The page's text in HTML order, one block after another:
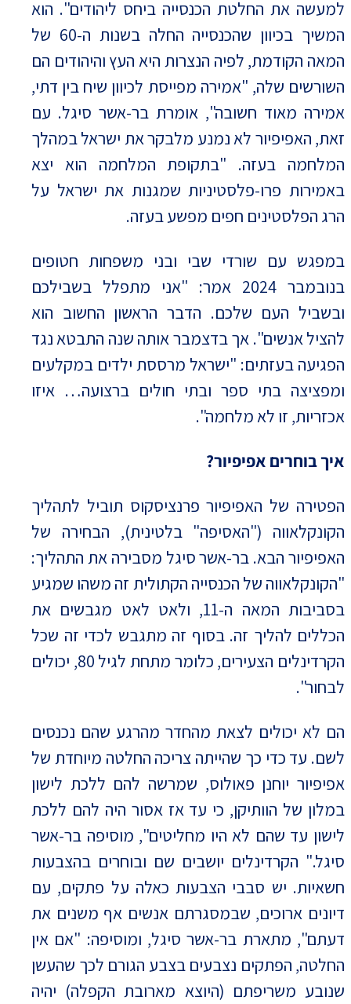
למעשה את החלטת הכנסייה ביחס ליהודים". הוא
המשיך בכיוון שהכנסייה החלה בשנות ה-60 של
המאה הקודמת, לפיה הנצרות היא העץ והיהודים הם
השורשים שלה, "אמירה מפייסת לכיוון שיח בין דתי,
אמירה מאוד חשובה", אומרת בר-אשר סיגל. עם
זאת, האפיפיור לא נמנע מלבקר את ישראל במהלך
המלחמה בעזה. "בתקופת המלחמה הוא יצא
באמירות פרו-פלסטיניות שמגנות את ישראל על
הרג הפלסטינים חפים מפשע בעזה.
במפגש עם שורדי שבי ובני משפחות חטופים
בנובמבר 2024 אמר: "אני מתפלל בשבילכם
ובשביל העם שלכם. הדבר הראשון החשוב הוא
להציל אנשים". אך בדצמבר אותה שנה התבטא נגד
הפגיעה בעזתים: "ישראל מרססת ילדים במקלעים
ומפציצה בתי ספר ובתי חולים ברצועה… איזו
אכזריות, זו לא מלחמה".
איך בוחרים אפיפיור?
הפטירה של האפיפיור פרנציסקוס תוביל לתהליך
הקונקלאווה ("האסיפה" בלטינית), הבחירה של
האפיפיור הבא. בר-אשר סיגל מסבירה את התהליך:
"הקונקלאווה של הכנסייה הקתולית זה משהו שמגיע
בסביבות המאה ה-11, ולאט לאט מגבשים את
הכללים להליך זה. בסוף זה מתגבש לכדי זה שכל
הקרדינלים הצעירים, כלומר מתחת לגיל 80, יכולים
לבחור".
הם לא יכולים לצאת מהחדר מהרגע שהם נכנסים
לשם. עד כדי כך שהייתה צריכה החלטה מיוחדת של
אפיפיור יוחנן פאולוס, שמרשה להם ללכת לישון
במלון של הוותיקן, כי עד אז אסור היה להם ללכת
לישון עד שהם לא היו מחליטים", מוסיפה בר-אשר
סיגל." הקרדינלים יושבים שם ובוחרים בהצבעות
חשאיות. יש סבבי הצבעות כאלה על פתקים, עם
דיונים ארוכים, שבמסגרתם אנשים אף משנים את
דעתם", מתארת בר-אשר סיגל, ומוסיפה: "אם אין
החלטה, הפתקים נצבעים בצבע הגורם לכך שהעשן
שנובע משריפתם (היוצא מארובת הקפלה) יהיה